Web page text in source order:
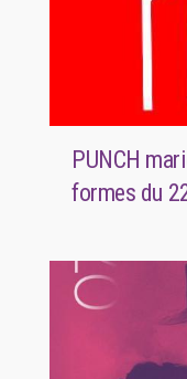
PUNCH
formes du